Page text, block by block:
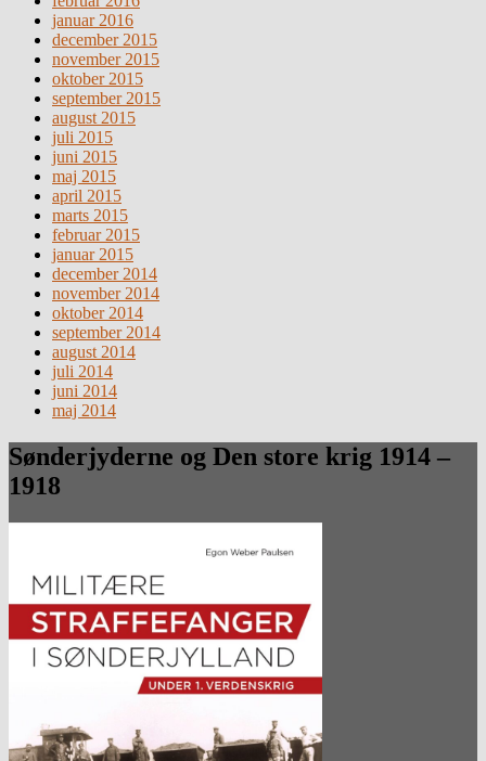
januar 2016
december 2015
november 2015
oktober 2015
september 2015
august 2015
juli 2015
juni 2015
maj 2015
april 2015
marts 2015
februar 2015
januar 2015
december 2014
november 2014
oktober 2014
september 2014
august 2014
juli 2014
juni 2014
maj 2014
Sønderjyderne og Den store krig 1914 –
1918